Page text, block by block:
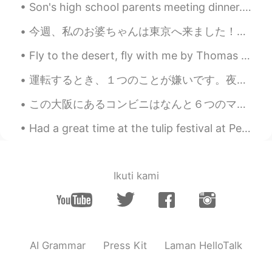
Son's high school parents meeting dinner... Having Indian food and Hong Kong style desserts. Gr...
今週、私のお婆ちゃんは東京へ来ました！花見をしたいです🌸 81歳です。。。とても元気ですねー！👵 でも、それで私たちはたくさんやっています。東京に観光です、笑😁 (私はもっとパンケーキ食べてい...
Fly to the desert, fly with me by Thomas Moore. Song of Nourmahal in “The Light of the Harem”. ...
運転するとき、１つのことが嫌いです。夜雨が降っているときです。逆に、それの環境で写真を撮るのが大好きです。玉石での光の反射が美しいだから。そして、環境と人々の感じも好きです。Leonid Afr...
この大阪にあるコンビニはなんと６つのマイクロがあった。辺りのサラリーマンのためだかな。😎👍 This convenience store in Osaka for some reason ha...
Had a great time at the tulip festival at Pella Iowa USA!! The people were so very friendly and t...
Ikuti kami
AI Grammar Press Kit Laman HelloTalk